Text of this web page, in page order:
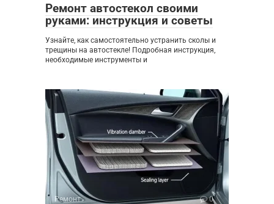
Ремонт автостекол своими
руками: инструкция и советы
Узнайте, как самостоятельно устранить сколы и
трещины на автостекле! Подробная инструкция,
необходимые инструменты и
Ремонт 0